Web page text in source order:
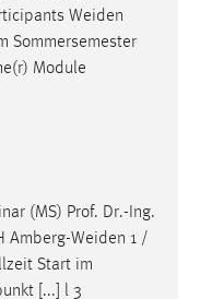
Weiden
Sommersemester
Module
(MS) Prof. Dr.-Ing.
Amberg-Weiden 1 /
Start im
[...] l 3